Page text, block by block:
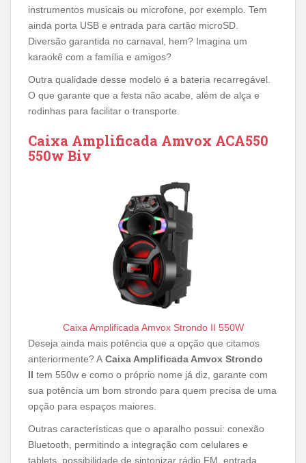
instrumentos musicais ou microfone, por exemplo. Tem
ainda porta USB e entrada para cartão microSD.
Diversão garantida no carnaval, hem? Imagina um
karaokê com a família e amigos?
Outra qualidade desse modelo é a bateria recarregável.
O que garante que a festa não acabe, além de alça e
rodinhas para facilitar o transporte.
Caixa Amplificada Amvox ACA550
550w Biv
Caixa Amplificada Amvox Strondo II 550W
Deseja ainda mais potência que a opção que citamos
anteriormente? A Caixa Amplificada Amvox Strondo
II tem 550w e como o próprio nome já diz, garante com
sua potência um bom strondo para quem precisa de uma
opção para espaços maiores.
Outras características que o aparalho possui: conexão
Bluetooth, permitindo a integração com celulares e
tablets, possibilidade de sintonizar rádio FM, entrada